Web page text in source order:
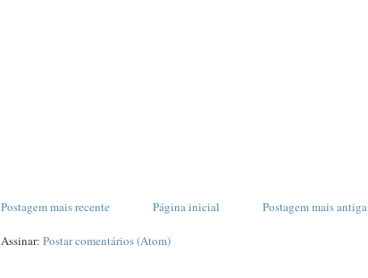
Postagem mais recente Postagem mais antiga
Página inicial
Assinar: Postar comentários (Atom)